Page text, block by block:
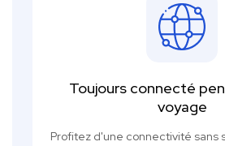
Toujours connecté
voyage
Profitez d'une connectivité sans